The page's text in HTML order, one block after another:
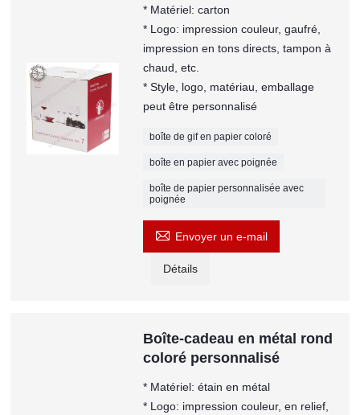
* Matériel: carton
* Logo: impression couleur, gaufré,
impression en tons directs, tampon à
chaud, etc.
* Style, logo, matériau, emballage
peut être personnalisé
boîte de gif en papier coloré
boîte en papier avec poignée
boîte de papier personnalisée avec
poignée
 Envoyer un e-mail
Détails
Boîte-cadeau en métal rond
coloré personnalisé
* Matériel: étain en métal
* Logo: impression couleur, en relief,